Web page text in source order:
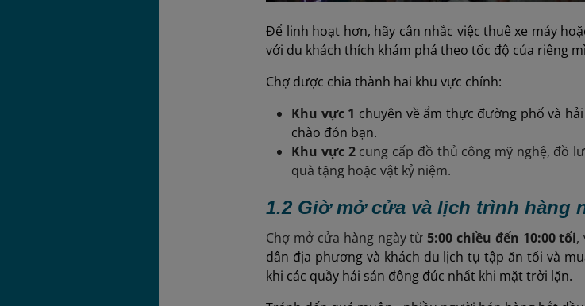
Để linh hoạt hơn, hãy cân nhắc việc thuê xe máy
với du khách thích khám phá theo tốc độ của riêng
Chợ được chia thành hai khu vực chính:
Khu vực 1 chuyên về ẩm thực đường phố và
chào đón bạn.
Khu vực 2 cung cấp đồ thủ công mỹ nghệ, đồ
quà tặng hoặc vật kỷ niệm.
1.2 Giờ mở cửa và lịch trình hàng
Chợ mở cửa hàng ngày từ5:00 chiều đến 10:00 tối,
dân địa phương và khách du lịch tụ tập ăn tối và
khi các quầy hải sản đông đúc nhất khi mặt trời lặn.